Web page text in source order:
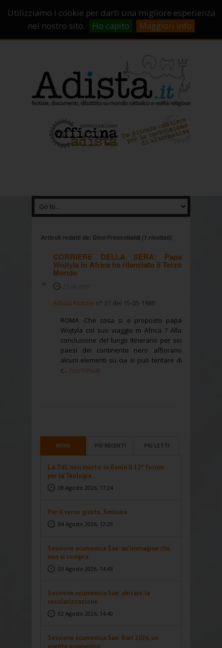
Utilizziamo i cookie per darti una migliore esperienza
nel nostro sito.
Ho capito Maggiori info
Campagne di crowdfunding
Chi Siamo
Articoli redatti da: Dino Frescobaldi (1 risultati)
CORRIERE DELLA SERA: Papa
Wojtyla in Africa ha rilanciato il Terzo
Mondo
Adista Notizie n° 37 del 15-05-1980
ROMA -Che cosa si e proposto papa
Wojtyla col suo viaggio m Africa ? Alla
conclusione del lungo Itinerario per sei
paesi dei continente nero affiorano
alcuni elementi su cui si può tentare di
c... (continua)
NEWS PIÙ RECENTI PIÙ LETTI
La TdL non morta: in Benin il 12° forum
per la Teologia...
08 Agosto 2026, 17:24
Per il verso giusto. Smisura
04 Agosto 2026, 12:29
Sessione ecumenica Sae: un’immagine che
non si compra
03 Agosto 2026, 14:43
Sessione ecumenica Sae: abitare la
secolarizzazione
02 Agosto 2026, 14:40
Sessione ecumenica Sae: Bari 2026, un
evento ecumenico